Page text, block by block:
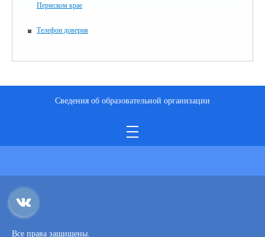
Пермском крае
Телефон доверия
Сведения об образовательной организации
Все права защищены.